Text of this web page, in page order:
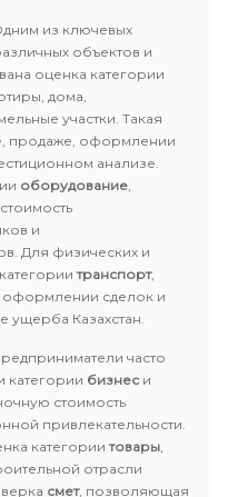
из ключевых
объектов и
оценка категории
дома,
участки. Такая
продаже, оформлении
анализе.
оборудование,
и
Для физических и
транспорт,
оформлении сделок и
ущерба Казахстан.
часто
категории бизнес и
стоимость
привлекательности.
категориитовары,
отрасли
смет, позволяющая